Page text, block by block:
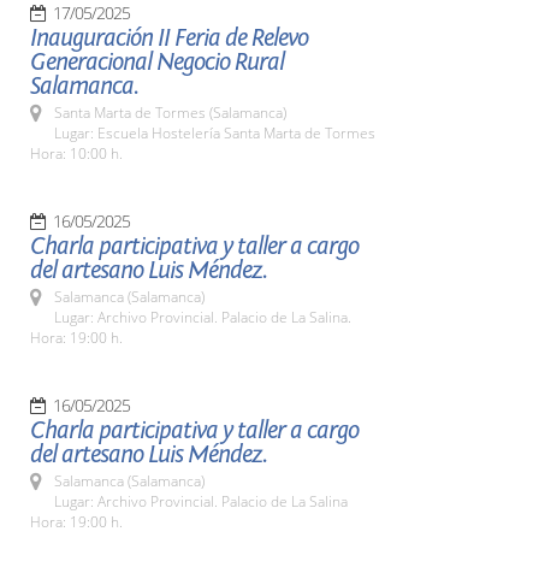
17/05/2025
Inauguración II Feria de Relevo
Generacional Negocio Rural
Salamanca.
Santa Marta de Tormes (Salamanca)
Lugar: Escuela Hostelería Santa Marta de Tormes
Hora: 10:00 h.
16/05/2025
Charla participativa y taller a cargo
del artesano Luis Méndez.
Salamanca (Salamanca)
Lugar: Archivo Provincial. Palacio de La Salina.
Hora: 19:00 h.
16/05/2025
Charla participativa y taller a cargo
del artesano Luis Méndez.
Salamanca (Salamanca)
Lugar: Archivo Provincial. Palacio de La Salina
Hora: 19:00 h.